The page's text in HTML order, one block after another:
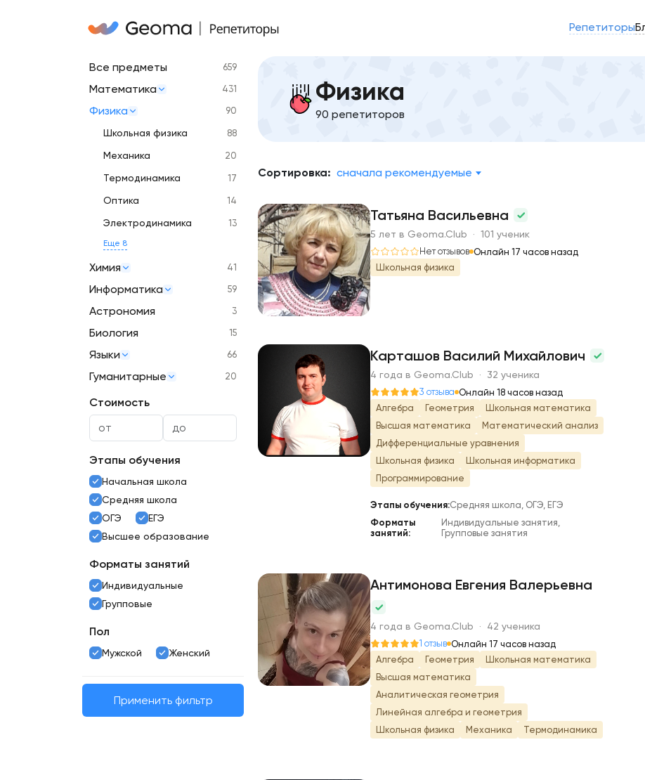
Репетиторы
Все предметы 659
Математика 431
Физика 90
Школьная физика 88
Механика 20
Термодинамика 17
Оптика 14
Электродинамика 13
Еще 8
Химия 41
Информатика 59
Астрономия 3
Биология 15
Языки 66
Гуманитарные 20
Стоимость
Этапы обучения
Начальная школа
Средняя школа
ОГЭ
ЕГЭ
Высшее образование
Форматы занятий
Индивидуальные
Групповые
Пол
Мужской Женский
Применить фильтр
Физика
90 репетиторов
Сортировка: сначала рекомендуемые
Т
Татьяна Васильевна
5 лет в Geoma.Club · 101 ученик
Нет отзывов Онлайн 17 часов назад
Школьная физика
К
Карташов Василий Михайлович
4 года в Geoma.Club · 32 ученика
3 отзыва Онлайн 18 часов назад
Алгебра
Геометрия
Школьная математика
Высшая математика
Математический анализ
Дифференциальные уравнения
Школьная физика
Школьная информатика
Программирование
Этапы обучения:Средняя школа, ОГЭ, ЕГЭ
Форматы
занятий:
Индивидуальные занятия,
Групповые занятия
А
Антимонова Евгения Валерьевна
4 года в Geoma.Club · 42 ученика
1 отзыв Онлайн 17 часов назад
Алгебра
Геометрия
Школьная математика
Высшая математика
Аналитическая геометрия
Линейная алгебра и геометрия
Школьная физика
Механика Термодинамика